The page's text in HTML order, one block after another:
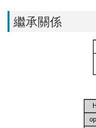
繼承關係